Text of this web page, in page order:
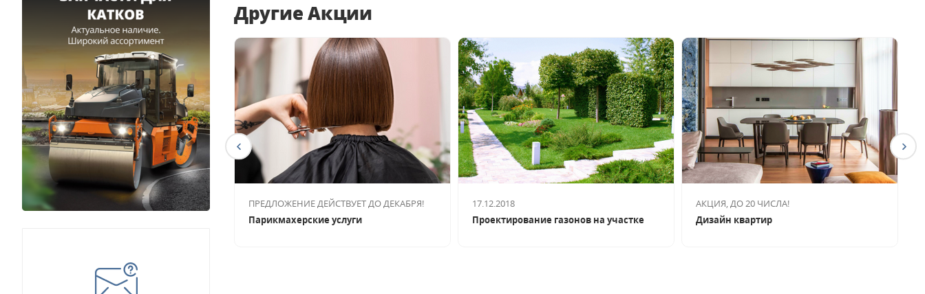
Другие Акции
АКЦИЯ, ДО 20 ЧИСЛА!
ПРЕДЛОЖЕНИЕ ДЕЙСТВУЕТ ДО ДЕКАБРЯ!
Парикмахерские услуги
17.12.2018
Проектирование газонов на участке
АКЦИЯ, ДО 20 ЧИСЛА!
Дизайн квартир